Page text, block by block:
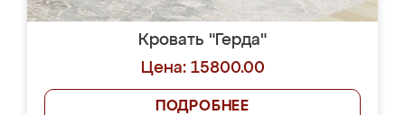
Кровать "Герда"
Цена: 15800.00
ПОДРОБНЕЕ